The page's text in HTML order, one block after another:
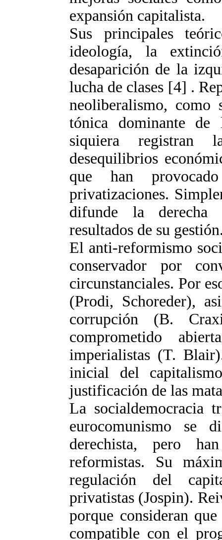
expansión capitalista.
Sus principales
ideología, la
desaparición de la
lucha de clases [4] .
neoliberalismo,
tónica dominante de
siquiera registran
desequilibrios
que han
privatizaciones.
difunde la derecha
resultados de su
El anti-reformismo
conservador por
circunstanciales. Por
(Prodi, Schoreder),
corrupción (B.
comprometido
imperialistas (T.
inicial del
justificación de las
La socialdemocracia
eurocomunismo se
derechista, pero
reformistas. Su
regulación del
privatistas (Jospin).
porque consideran
compatible con el